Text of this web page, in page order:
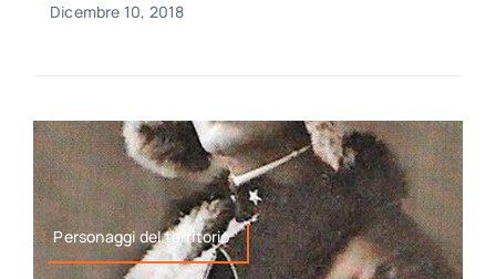
Dicembre 10, 2018
Personaggi del territorio